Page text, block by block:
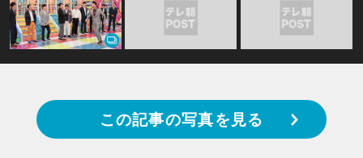
この記事の写真を見る